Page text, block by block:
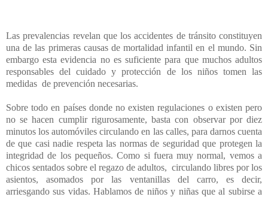
Las prevalencias revelan que los accidentes de tránsito constituyen
una de las primeras causas de mortalidad infantil en el mundo. Sin
embargo esta evidencia no es suficiente para que muchos adultos
responsables del cuidado y protección de los niños tomen las
medidas de prevención necesarias.
Sobre todo en países donde no existen regulaciones o existen pero
no se hacen cumplir rigurosamente, basta con observar por diez
minutos los automóviles circulando en las calles, para darnos cuenta
de que casi nadie respeta las normas de seguridad que protegen la
integridad de los pequeños. Como si fuera muy normal, vemos a
chicos sentados sobre el regazo de adultos, circulando libres por los
asientos, asomados por las ventanillas del carro, es decir,
arriesgando sus vidas. Hablamos de niños y niñas que al subirse a